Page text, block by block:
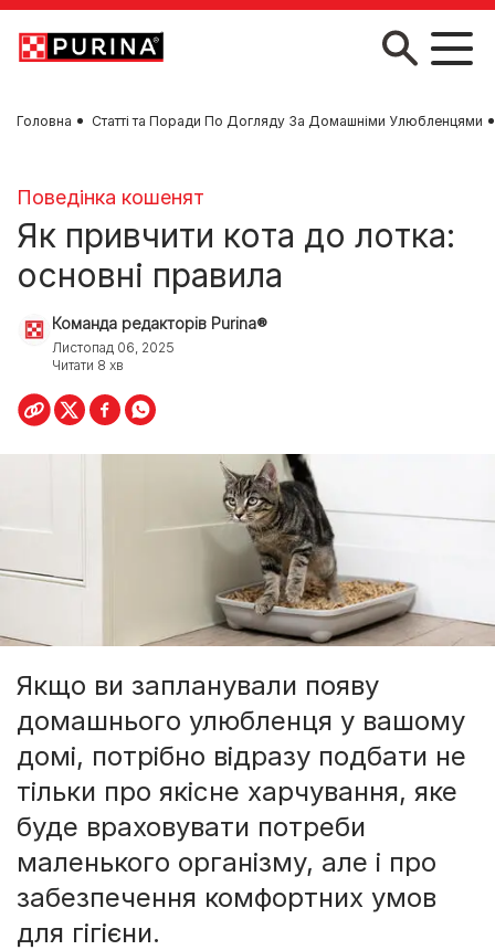
Skip to main content
Головна Статті та Поради По Догляду За Домашніми Улюбленцями
Поведінка кошенят
Як привчити кота до лотка:
основні правила
Команда редакторів Purina®
Листопад 06, 2025
Читати 8 хв
Якщо ви запланували появу
домашнього улюбленця у вашому
домі, потрібно відразу подбати не
тільки про якісне харчування, яке
буде враховувати потреби
маленького організму, але і про
забезпечення комфортних умов
для гігієни.